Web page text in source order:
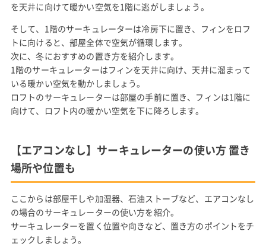
を天井に向けて暖かい空気を1階に逃がしましょう。
そして、1階のサーキュレーターは冷房下に置き、フィンをロフ
トに向けると、部屋全体で空気が循環します。
次に、冬におすすめの置き方を紹介します。
1階のサーキュレーターはフィンを天井に向け、天井に溜まって
いる暖かい空気を動かしましょう。
ロフトのサーキュレーターは部屋の手前に置き、フィンは1階に
向けて、ロフト内の暖かい空気を下に降ろします。
【エアコンなし】サーキュレーターの使い方 置き
場所や位置も
ここからは部屋干しや加湿器、石油ストーブなど、エアコンなし
の場合のサーキュレーターの使い方を紹介。
サーキュレーターを置く位置や向きなど、置き方のポイントをチ
ェックしましょう。